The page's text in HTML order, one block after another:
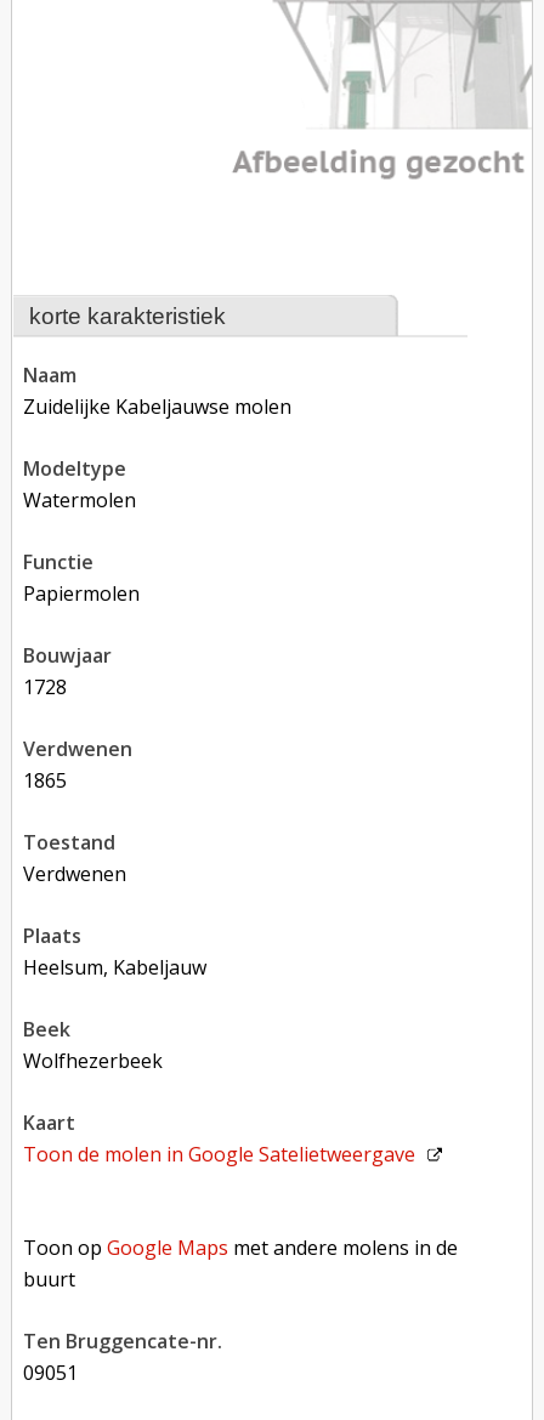
korte karakteristiek
naam
Zuidelijke Kabeljauwse molen
modeltype
Watermolen
functie
papiermolen
bouwjaar
1728
verdwenen
1865
toestand
verdwenen
plaats
Heelsum, Kabeljauw
beek
Wolfhezerbeek
kaart
Toon de molen inGoogle Satelietweergave
Toon opGoogle Maps met andere molens in de
buurt
Ten Bruggencate-nr.
09051